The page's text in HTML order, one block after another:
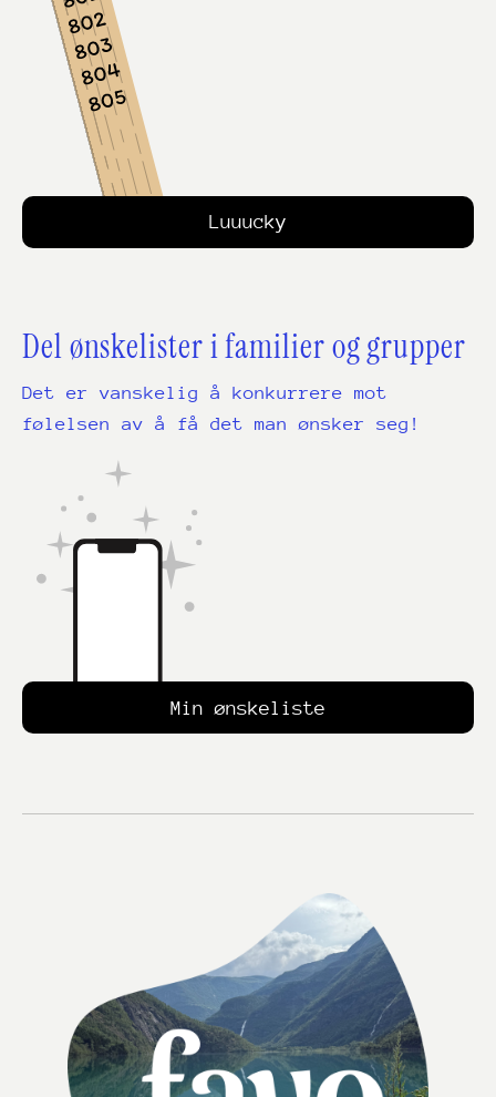
Luuucky
Del ønskelister i familier og grupper
Det er vanskelig å konkurrere mot
følelsen av å få det man ønsker seg!
Min ønskeliste